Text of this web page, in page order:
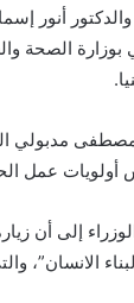
والدكتور أنور
بوزارة الصحة
مصطفى مدبولي
عمل
إلى أن
الانسان”،